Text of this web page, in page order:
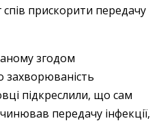
прискорити передачу
згодом
захворюваність
підкреслили, що сам
передачу інфекції,